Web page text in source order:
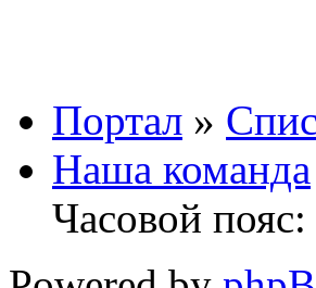
Портал »
Наша команда
Часовой